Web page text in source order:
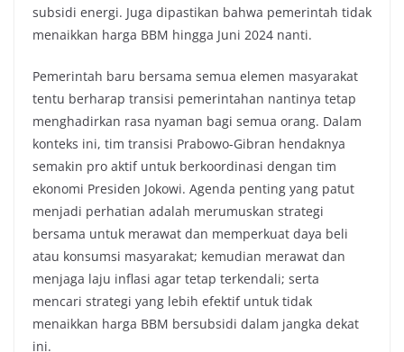
subsidi energi. Juga dipastikan bahwa pemerintah tidak
menaikkan harga BBM hingga Juni 2024 nanti.
Pemerintah baru bersama semua elemen masyarakat
tentu berharap transisi pemerintahan nantinya tetap
menghadirkan rasa nyaman bagi semua orang. Dalam
konteks ini, tim transisi Prabowo-Gibran hendaknya
semakin pro aktif untuk berkoordinasi dengan tim
ekonomi Presiden Jokowi. Agenda penting yang patut
menjadi perhatian adalah merumuskan strategi
bersama untuk merawat dan memperkuat daya beli
atau konsumsi masyarakat; kemudian merawat dan
menjaga laju inflasi agar tetap terkendali; serta
mencari strategi yang lebih efektif untuk tidak
menaikkan harga BBM bersubsidi dalam jangka dekat
ini.